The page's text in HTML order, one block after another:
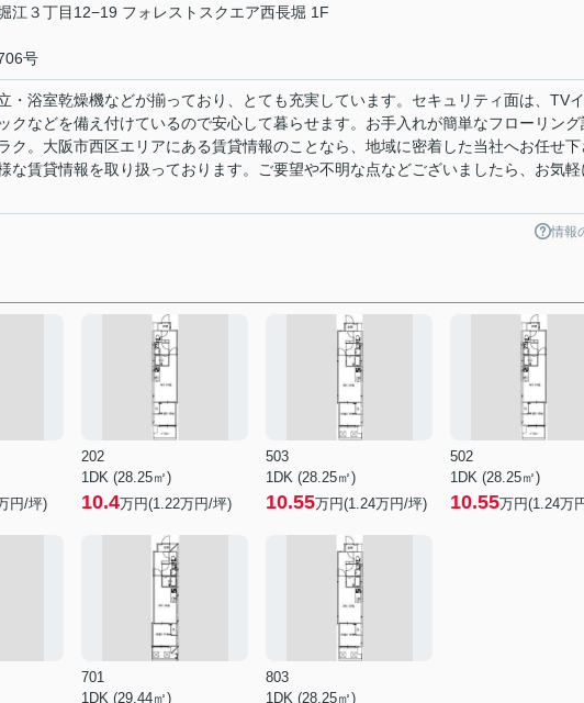
江３丁目12−19 フォレストスクエア西長堀 1F
号
・浴室乾燥機などが揃っており、とても充実しています。セキュリティ面は、TV
クなどを備え付けているので安心して暮らせます。お手入れが簡単なフローリング
ク。大阪市西区エリアにある賃貸情報のことなら、地域に密着した当社へお任せ下
な賃貸情報を取り扱っております。ご要望や不明な点などございましたら、お気軽
情報
円/坪)
202
1DK (28.25㎡)
10.4万円(1.22万円/坪)
503
1DK (28.25㎡)
10.55万円(1.24万円/坪)
502
1DK (28.25㎡)
10.55万円(1.24万
701
1DK (29.44㎡)
803
1DK (28.25㎡)